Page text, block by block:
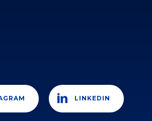
LINKEDIN